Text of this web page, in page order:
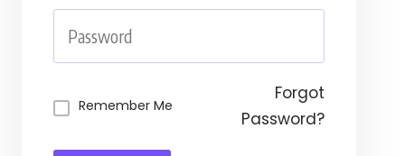
Remember Me
Forgot
Password?